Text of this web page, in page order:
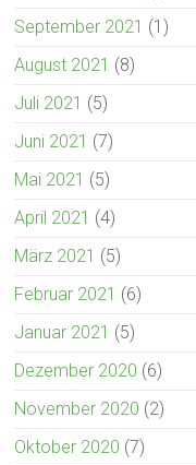
September 2021 (1)
August 2021 (8)
Juli 2021 (5)
Juni 2021 (7)
Mai 2021 (5)
April 2021 (4)
März 2021 (5)
Februar 2021 (6)
Januar 2021 (5)
Dezember 2020 (6)
November 2020 (2)
Oktober 2020 (7)